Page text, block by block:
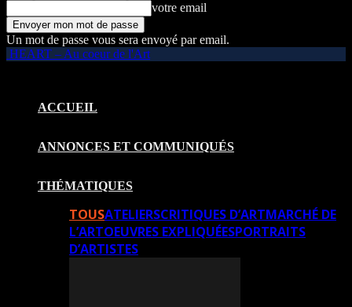
votre email
Un mot de passe vous sera envoyé par email.
HEART – Au coeur de l'Art
ACCUEIL
ANNONCES ET COMMUNIQUÉS
THÉMATIQUES
TOUSATELIERSCRITIQUES D’ARTMARCHÉ DE
L’ARTOEUVRES EXPLIQUÉESPORTRAITS
D’ARTISTES